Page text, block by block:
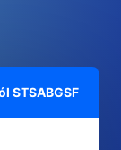
STSABGSF